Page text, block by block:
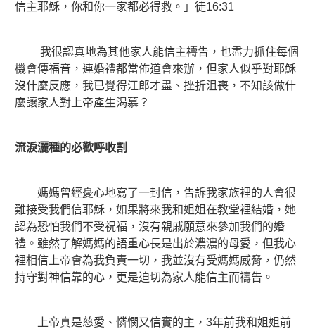
信主耶穌，你和你一家都必得救。」徒16:31
我很認真地為其他家人能信主禱告，也盡力抓住每個
機會傳福音，連婚禮都當佈道會來辦，但家人似乎對耶穌
沒什麼反應，我已覺得江郎才盡、挫折沮喪，不知該做什
麼讓家人對上帝產生渴慕？
流淚灑種的必歡呼收割
媽媽曾經憂心地寫了一封信，告訴我家族裡的人會很
難接受我們信耶穌，如果將來我和姐姐在教堂裡結婚，她
認為恐怕我們不受祝福，沒有親戚願意來參加我們的婚
禮。雖然了解媽媽的語重心長是出於濃濃的母愛，但我心
裡相信上帝會為我負責一切，我並沒有受媽媽威脅，仍然
持守對神信靠的心，更是迫切為家人能信主而禱告。
上帝真是慈愛、憐憫又信實的主，3年前我和姐姐前